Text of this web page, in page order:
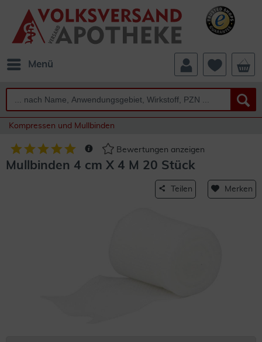
Menü
Kompressen und Mullbinden
Bewertungen anzeigen
Mullbinden 4 cm X 4 M 20 Stück
Teilen Merken